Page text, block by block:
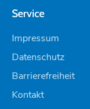
Service
Impressum
Datenschutz
Barrierefreiheit
Kontakt